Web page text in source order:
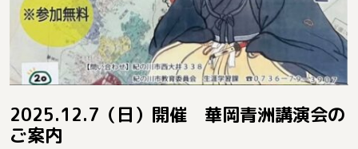
2025.12.7（日）開催 華岡青洲講演会の
ご案内